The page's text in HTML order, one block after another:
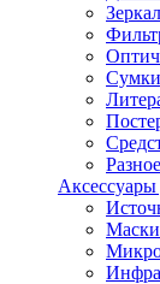
Маски